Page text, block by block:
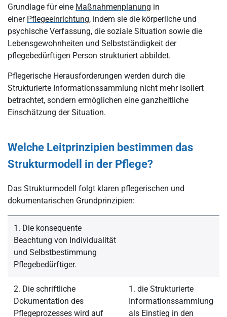
Grundlage für eine Maßnahmenplanung in
einer Pflegeeinrichtung, indem sie die körperliche und
psychische Verfassung, die soziale Situation sowie die
Lebensgewohnheiten und Selbstständigkeit der
pflegebedürftigen Person strukturiert abbildet.
Pflegerische Herausforderungen werden durch die
Strukturierte Informationssammlung nicht mehr isoliert
betrachtet, sondern ermöglichen eine ganzheitliche
Einschätzung der Situation.
Welche Leitprinzipien bestimmen das
Strukturmodell in der Pflege?
Das Strukturmodell folgt klaren pflegerischen und
dokumentarischen Grundprinzipien:
1. Die konsequente
Beachtung von Individualität
und Selbstbestimmung
Pflegebedürftiger.
2. Die schriftliche
Dokumentation des
Pflegeprozesses wird auf
1. die Strukturierte
Informationssammlung
als Einstieg in den